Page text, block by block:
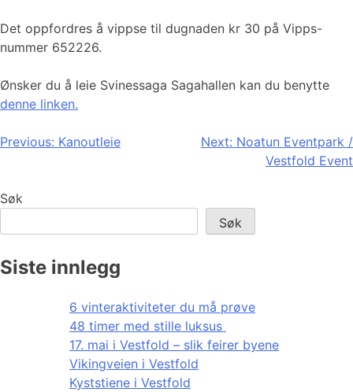
Det oppfordres å vippse til dugnaden kr 30 på Vipps-
nummer 652226.
Ønsker du å leie Svinessaga Sagahallen kan du benytte
denne linken.
Innleggsnavigasjon
Previous: Kanoutleie Next: Noatun Eventpark /
Vestfold Event
Søk
Søk
Siste innlegg
6 vinteraktiviteter du må prøve
48 timer med stille luksus
17. mai i Vestfold – slik feirer byene
Vikingveien i Vestfold
Kyststiene i Vestfold